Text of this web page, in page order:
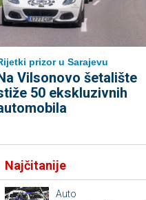
prizor u Sarajevu
Vilsonovo šetalište
50 ekskluzivnih
Najčitanije
Auto